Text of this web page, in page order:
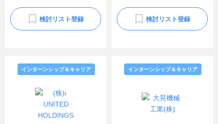
検討リスト登録 検討リスト登録
インターンシップ＆キャリア インターンシップ＆キャリア